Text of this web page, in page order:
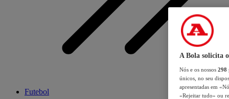
Futebol
A Bola solicita
Nós e os nossos 298
únicos, no seu
apresentadas em
«Rejeitar tudo» ou